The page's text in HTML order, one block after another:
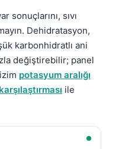
sonuçlarını, sıvı
Dehidratasyon,
karbonhidratlı ani
değiştirebilir; panel
potasyum aralığı
ile